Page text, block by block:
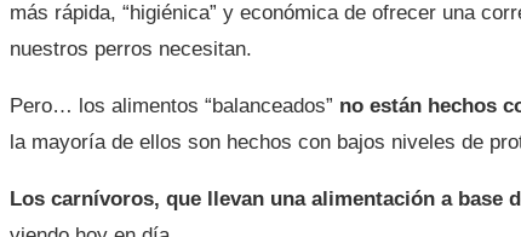
más rápida, “higiénica” y económica de ofrecer una
nuestros perros necesitan.
Pero… los alimentos “balanceados” no están hechos
la mayoría de ellos son hechos con bajos niveles de
Los carnívoros, que llevan una alimentación a base